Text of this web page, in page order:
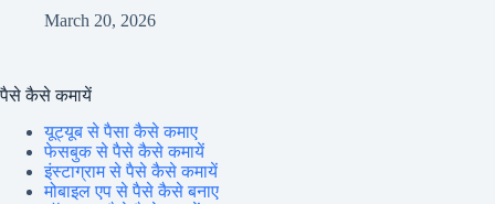
March 20, 2026
पैसे कैसे कमायें
यूट्यूब से पैसा कैसे कमाए
फेसबुक से पैसे कैसे कमायें
इंस्टाग्राम से पैसे कैसे कमायें
मोबाइल एप से पैसे कैसे बनाए